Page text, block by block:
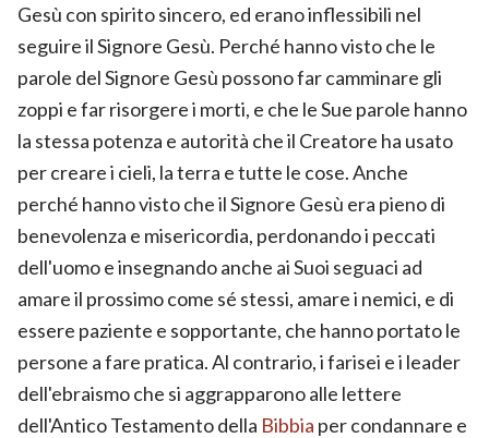
Gesù con spirito sincero, ed erano inflessibili nel
seguire il Signore Gesù. Perché hanno visto che le
parole del Signore Gesù possono far camminare gli
zoppi e far risorgere i morti, e che le Sue parole hanno
la stessa potenza e autorità che il Creatore ha usato
per creare i cieli, la terra e tutte le cose. Anche
perché hanno visto che il Signore Gesù era pieno di
benevolenza e misericordia, perdonando i peccati
dell'uomo e insegnando anche ai Suoi seguaci ad
amare il prossimo come sé stessi, amare i nemici, e di
essere paziente e sopportante, che hanno portato le
persone a fare pratica. Al contrario, i farisei e i leader
dell'ebraismo che si aggrapparono alle lettere
dell'Antico Testamento della Bibbia per condannare e